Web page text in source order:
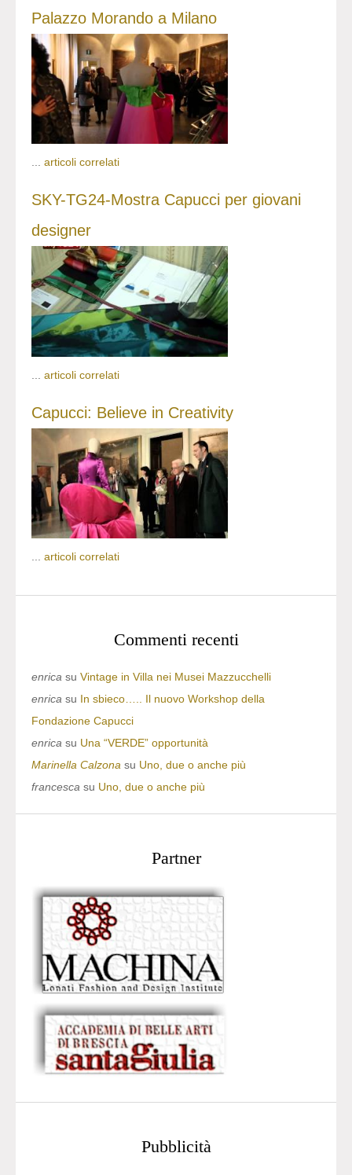
Palazzo Morando a Milano
... articoli correlati
SKY-TG24-Mostra Capucci per giovani
designer
articoli correlati
Capucci: Believe in Creativity
... articoli correlati
Commenti recenti
enrica su Vintage in Villa nei Musei Mazzucchelli
enrica su In sbieco….. Il nuovo Workshop della
Fondazione Capucci
enrica su Una “VERDE” opportunità
Marinella Calzona su Uno, due o anche più
francesca su Uno, due o anche più
Partner
Pubblicità